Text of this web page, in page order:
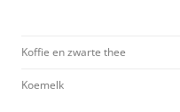
Koffie en zwarte thee
Koemelk